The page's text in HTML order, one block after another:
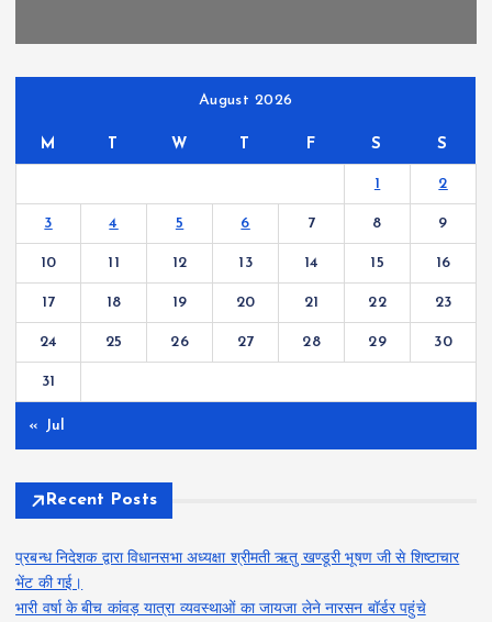
August 2026
M T W T F S S
1 2
3 4 5 6 7 8 9
10 11 12 13 14 15 16
17 18 19 20 21 22 23
24 25 26 27 28 29 30
31
« Jul
Recent Posts
प्रबन्ध निदेशक द्वारा विधानसभा अध्यक्षा श्रीमती ऋतु खण्डूरी भूषण जी से शिष्टाचार
भेंट की गई।
भारी वर्षा के बीच कांवड़ यात्रा व्यवस्थाओं का जायजा लेने नारसन बॉर्डर पहुंचे